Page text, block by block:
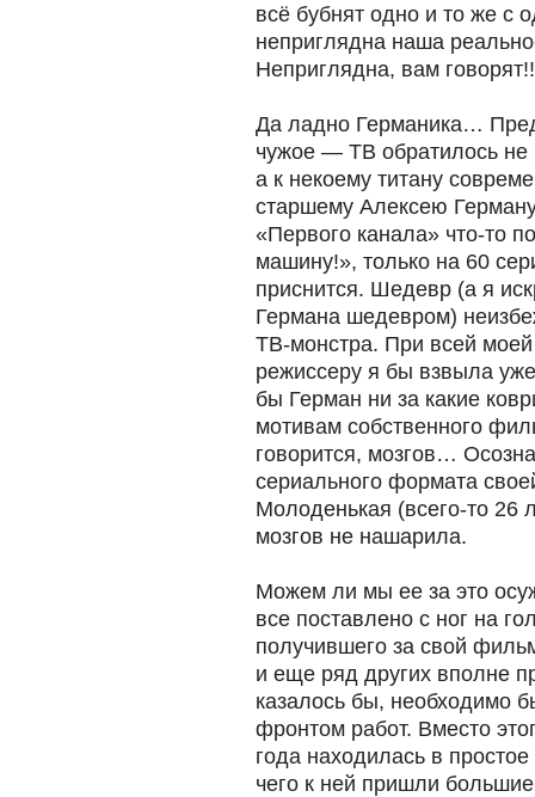
всё бубнят одно и то же с
неприглядна наша
Неприглядна, вам
Да ладно Германика…
чужое — ТВ обратилось
а к некоему титану
старшему Алексею
«Первого канала» что-то
машину!», только на 60
приснится. Шедевр (а я
Германа шедевром)
ТВ-монстра. При всей
режиссеру я бы взвыла
бы Герман ни за какие
мотивам собственного
говорится, мозгов…
сериального формата
Молоденькая (всего-то 26
мозгов не нашарила.
Можем ли мы ее за это
все поставлено с ног на
получившего за свой
и еще ряд других вполне
казалось бы, необходимо
фронтом работ. Вместо
года находилась в
чего к ней пришли